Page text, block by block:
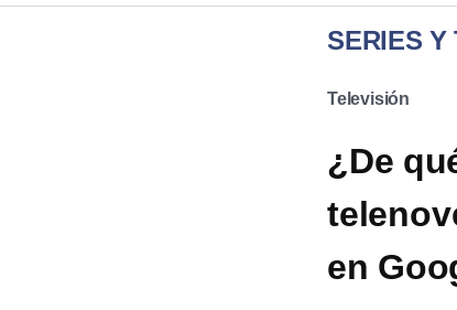
SERIES Y
Televisión
¿De
en